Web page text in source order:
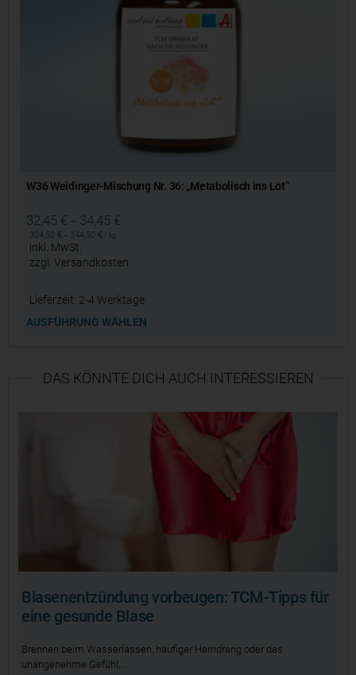
W36 Weidinger-Mischung Nr. 36: „Metabolisch ins Lot“
32,45 € – 34,45 €
324,50€ – 344,50€ kg
inkl. MwSt.
zzgl.Versandkosten
Lieferzeit: 2-4 Werktage
AUSFÜHRUNG WÄHLEN
DAS KÖNNTE DICH AUCH INTERESSIEREN
Blasenentzündung vorbeugen: TCM-Tipps für
eine gesunde Blase
Brennen beim Wasserlassen, häufiger Harndrang oder das
unangenehme Gefühl,